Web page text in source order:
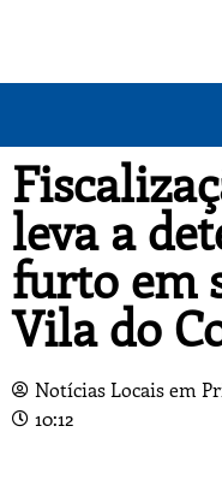
leva a
furto em
Vila do
Notícias Locais em
10:12